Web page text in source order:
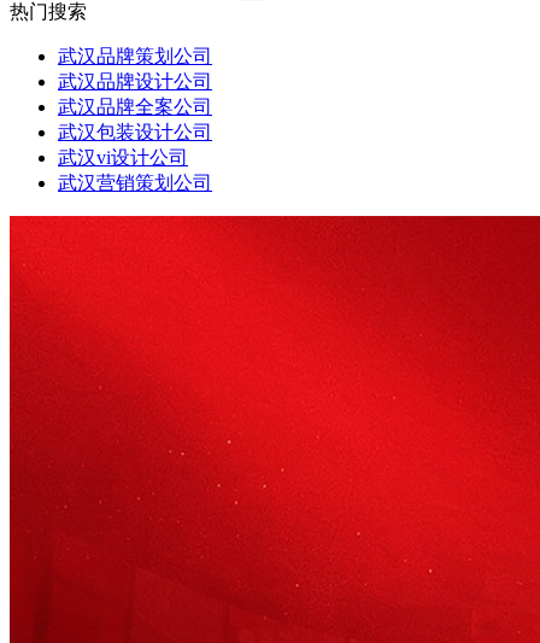
热门搜索
武汉品牌策划公司
武汉品牌设计公司
武汉品牌全案公司
武汉包装设计公司
武汉vi设计公司
武汉营销策划公司